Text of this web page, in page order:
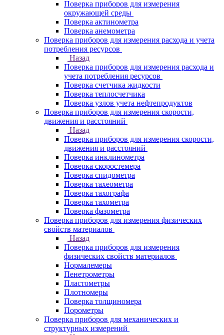
Поверка приборов для измерения
окружающей среды
Поверка актинометра
Поверка анемометра
Поверка приборов для измерения расхода и учета
потребления ресурсов
Назад
Поверка приборов для измерения расхода и
учета потребления ресурсов
Поверка счетчика жидкости
Поверка теплосчетчика
Поверка узлов учета нефтепродуктов
Поверка приборов для измерения скорости,
движения и расстояний
Назад
Поверка приборов для измерения скорости,
движения и расстояний
Поверка инклинометра
Поверка скоростемера
Поверка спидометра
Поверка тахеометра
Поверка тахографа
Поверка тахометра
Поверка фазометра
Поверка приборов для измерения физических
свойств материалов
Назад
Поверка приборов для измерения
физических свойств материалов
Нормалемеры
Пенетрометры
Пластометры
Плотномеры
Поверка толщиномера
Порометры
Поверка приборов для механических и
структурных измерений